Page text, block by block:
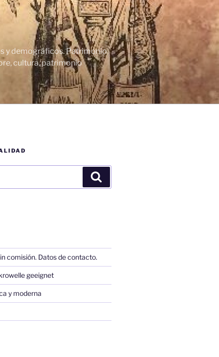
y demográficos. Patrimonio
cultura, patrimonio
comisión. Datos de contacto.
geeignet
y moderna